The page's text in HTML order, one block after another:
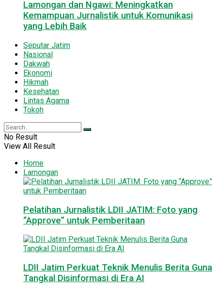
Lamongan dan Ngawi: Meningkatkan
Kemampuan Jurnalistik untuk Komunikasi
yang Lebih Baik
Seputar Jatim
Nasional
Dakwah
Ekonomi
Hikmah
Kesehatan
Lintas Agama
Tokoh
No Result
View All Result
Home
Lamongan
Pelatihan Jurnalistik LDII JATIM: Foto yang
“Approve” untuk Pemberitaan
LDII Jatim Perkuat Teknik Menulis Berita Guna
Tangkal Disinformasi di Era AI